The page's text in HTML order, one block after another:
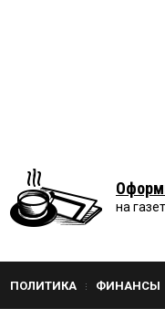
на
ПОЛИТИКА ФИНАНСЫ